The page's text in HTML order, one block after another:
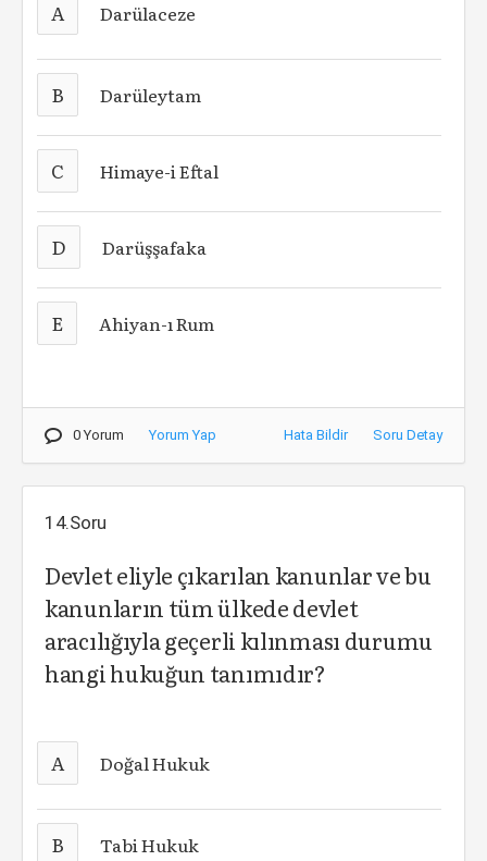
A Darülaceze
B Darüleytam
C Himaye-i Eftal
D Darüşşafaka
E Ahiyan-ı Rum
0 Yorum Yorum Yap Hata Bildir Soru Detay
14.Soru
Devlet eliyle çıkarılan kanunlar ve bu
kanunların tüm ülkede devlet
aracılığıyla geçerli kılınması durumu
hangi hukuğun tanımıdır?
A Doğal Hukuk
B Tabi Hukuk